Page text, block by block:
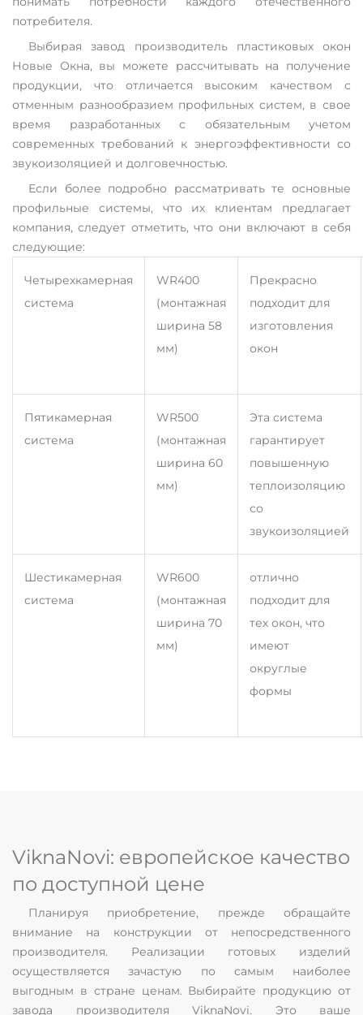
потребителя.
Выбирая завод производитель пластиковых окон
Новые Окна, вы можете рассчитывать на получение
продукции, что отличается высоким качеством с
отменным разнообразием профильных систем, в свое
время разработанных с обязательным учетом
современных требований к энергоэффективности со
звукоизоляцией и долговечностью.
Если более подробно рассматривать те основные
профильные системы, что их клиентам предлагает
компания, следует отметить, что они включают в себя
следующие:
Четырехкамерная
система
WR400
(монтажная
ширина 58
мм)
Прекрасно
подходит для
изготовления
окон
Пятикамерная
система
WR500
(монтажная
ширина 60
мм)
Эта система
гарантирует
повышенную
теплоизоляцию
со
звукоизоляцией
Шестикамерная
система
WR600
(монтажная
ширина 70
мм)
отлично
подходит для
тех окон, что
имеют
округлые
формы
ViknaNovi: европейское качество
по доступной цене
Планируя приобретение, прежде обращайте
внимание на конструкции от непосредственного
производителя. Реализации готовых изделий
осуществляется зачастую по самым наиболее
выгодным в стране ценам. Выбирайте продукцию от
завода производителя ViknaNovi. Это ваше